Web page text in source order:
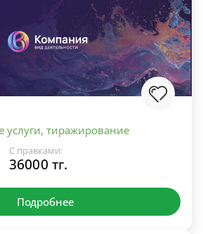
услуги, тиражирование
С правками:
36000 тг.
Подробнее